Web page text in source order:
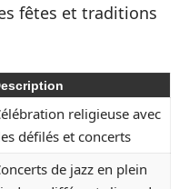
fêtes et traditions
religieuse avec
défilés et concerts
de jazz en plein